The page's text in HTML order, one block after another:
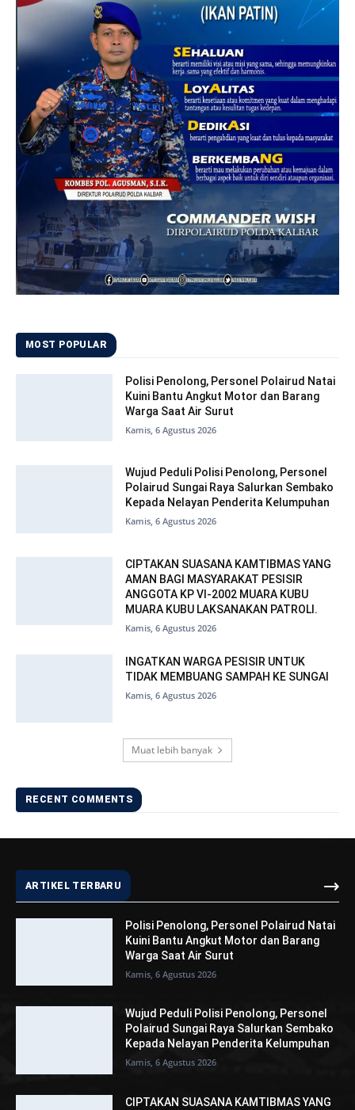
MOST POPULAR
Polisi Penolong, Personel Polairud Natai
Kuini Bantu Angkut Motor dan Barang
Warga Saat Air Surut
Kamis, 6 Agustus 2026
Wujud Peduli Polisi Penolong, Personel
Polairud Sungai Raya Salurkan Sembako
Kepada Nelayan Penderita Kelumpuhan
Kamis, 6 Agustus 2026
CIPTAKAN SUASANA KAMTIBMAS YANG
AMAN BAGI MASYARAKAT PESISIR
ANGGOTA KP VI-2002 MUARA KUBU
MUARA KUBU LAKSANAKAN PATROLI.
Kamis, 6 Agustus 2026
INGATKAN WARGA PESISIR UNTUK
TIDAK MEMBUANG SAMPAH KE SUNGAI
Kamis, 6 Agustus 2026
Muat lebih banyak
RECENT COMMENTS
ARTIKEL TERBARU
Polisi Penolong, Personel Polairud Natai
Kuini Bantu Angkut Motor dan Barang
Warga Saat Air Surut
Kamis, 6 Agustus 2026
Wujud Peduli Polisi Penolong, Personel
Polairud Sungai Raya Salurkan Sembako
Kepada Nelayan Penderita Kelumpuhan
Kamis, 6 Agustus 2026
CIPTAKAN SUASANA KAMTIBMAS YANG